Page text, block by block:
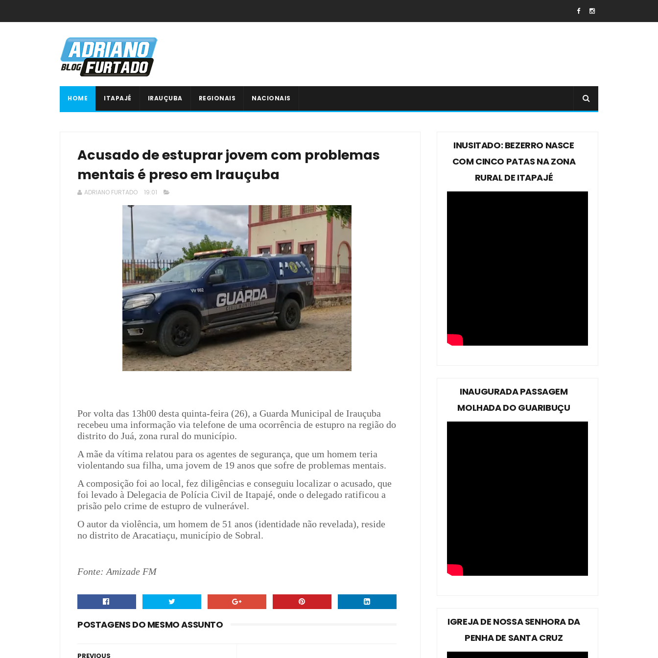
HOME ITAPAJÉ IRAUÇUBA REGIONAIS NACIONAIS
Acusado de estuprar jovem com problemas
mentais é preso em Irauçuba
ADRIANO FURTADO 19:01
Por volta das 13h00 desta quinta-feira (26), a Guarda Municipal de Irauçuba
recebeu uma informação via telefone de uma ocorrência de estupro na região do
distrito do Juá, zona rural do município.
A mãe da vítima relatou para os agentes de segurança, que um homem teria
violentando sua filha, uma jovem de 19 anos que sofre de problemas mentais.
A composição foi ao local, fez diligências e conseguiu localizar o acusado, que
foi levado à Delegacia de Polícia Civil de Itapajé, onde o delegado ratificou a
prisão pelo crime de estupro de vulnerável.
O autor da violência, um homem de 51 anos (identidade não revelada), reside
no distrito de Aracatiaçu, município de Sobral.
Fonte: Amizade FM
POSTAGENS DO MESMO ASSUNTO
PREVIOUS
INUSITADO: BEZERRO NASCE
COM CINCO PATAS NA ZONA
RURAL DE ITAPAJÉ
INAUGURADA PASSAGEM
MOLHADA DO GUARIBUÇU
IGREJA DE NOSSA SENHORA DA
PENHA DE SANTA CRUZ